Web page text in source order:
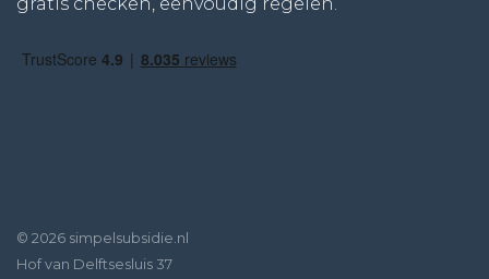
© 2026 simpelsubsidie.nl
Hof van Delftsesluis 37